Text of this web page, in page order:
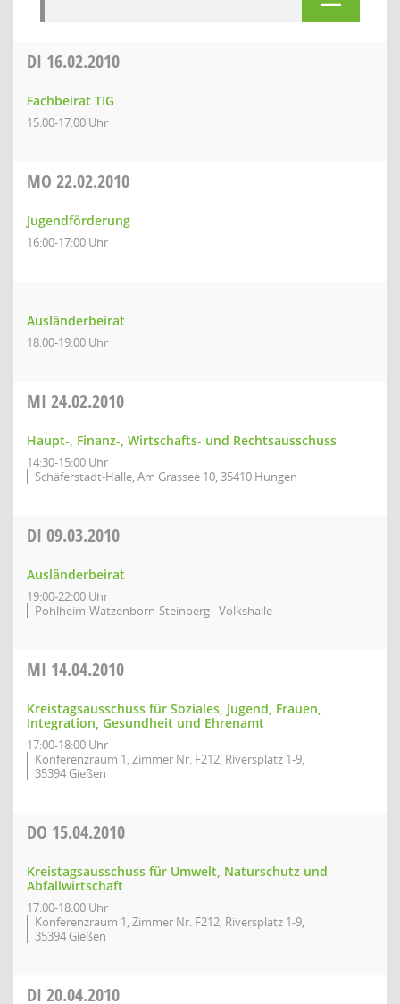
DI 16.02.2010
Fachbeirat TIG
15:00-17:00 Uhr
MO 22.02.2010
Jugendförderung
16:00-17:00 Uhr
Ausländerbeirat
18:00-19:00 Uhr
MI 24.02.2010
Haupt-, Finanz-, Wirtschafts- und Rechtsausschuss
14:30-15:00 Uhr
Schäferstadt-Halle, Am Grassee 10, 35410 Hungen
DI 09.03.2010
Ausländerbeirat
19:00-22:00 Uhr
Pohlheim-Watzenborn-Steinberg - Volkshalle
MI 14.04.2010
Kreistagsausschuss für Soziales, Jugend, Frauen,
Integration, Gesundheit und Ehrenamt
17:00-18:00 Uhr
Konferenzraum 1, Zimmer Nr. F212, Riversplatz 1-9,
35394 Gießen
DO 15.04.2010
Kreistagsausschuss für Umwelt, Naturschutz und
Abfallwirtschaft
17:00-18:00 Uhr
Konferenzraum 1, Zimmer Nr. F212, Riversplatz 1-9,
35394 Gießen
DI 20.04.2010